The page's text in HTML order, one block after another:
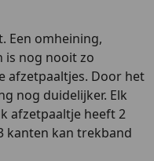
Een omheining,
is nog nooit zo
afzetpaaltjes. Door het
nog duidelijker. Elk
afzetpaaltje heeft 2
kanten kan trekband